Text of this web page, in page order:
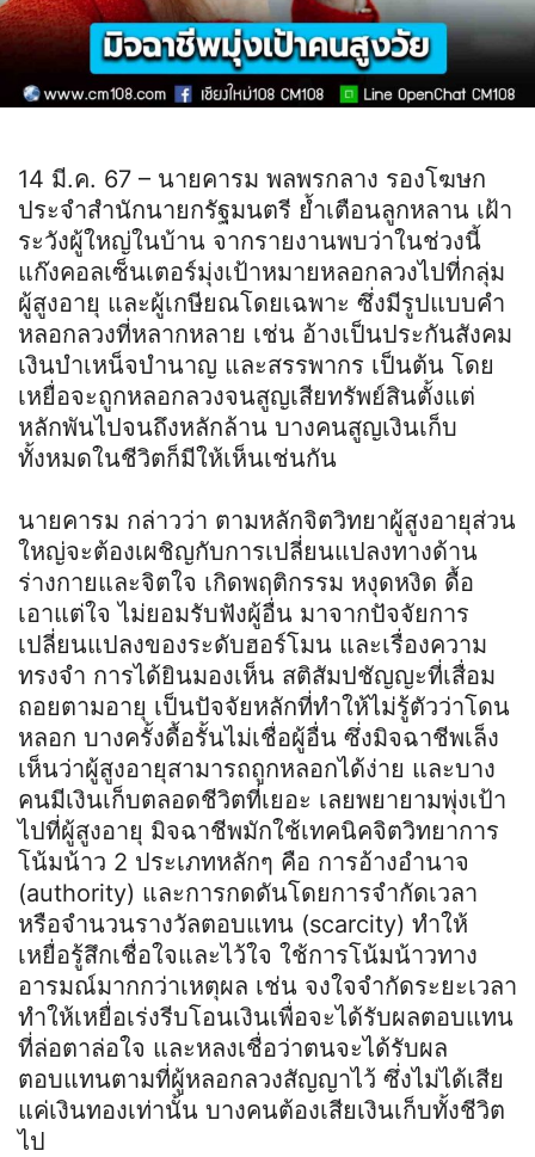
14 มี.ค. 67 – นายคารม พลพรกลาง รองโฆษก
ประจำสำนักนายกรัฐมนตรี ย้ำเตือนลูกหลาน เฝ้า
ระวังผู้ใหญ่ในบ้าน จากรายงานพบว่าในช่วงนี้
แก๊งคอลเซ็นเตอร์มุ่งเป้าหมายหลอกลวงไปที่กลุ่ม
ผู้สูงอายุ และผู้เกษียณโดยเฉพาะ ซึ่งมีรูปแบบคำ
หลอกลวงที่หลากหลาย เช่น อ้างเป็นประกันสังคม
เงินบำเหน็จบำนาญ และสรรพากร เป็นต้น โดย
เหยื่อจะถูกหลอกลวงจนสูญเสียทรัพย์สินตั้งแต่
หลักพันไปจนถึงหลักล้าน บางคนสูญเงินเก็บ
ทั้งหมดในชีวิตก็มีให้เห็นเช่นกัน
นายคารม กล่าวว่า ตามหลักจิตวิทยาผู้สูงอายุส่วน
ใหญ่จะต้องเผชิญกับการเปลี่ยนแปลงทางด้าน
ร่างกายและจิตใจ เกิดพฤติกรรม หงุดหงิด ดื้อ
เอาแต่ใจ ไม่ยอมรับฟังผู้อื่น มาจากปัจจัยการ
เปลี่ยนแปลงของระดับฮอร์โมน และเรื่องความ
ทรงจำ การได้ยินมองเห็น สติสัมปชัญญะที่เสื่อม
ถอยตามอายุ เป็นปัจจัยหลักที่ทำให้ไม่รู้ตัวว่าโดน
หลอก บางครั้งดื้อรั้นไม่เชื่อผู้อื่น ซึ่งมิจฉาชีพเล็ง
เห็นว่าผู้สูงอายุสามารถถูกหลอกได้ง่าย และบาง
คนมีเงินเก็บตลอดชีวิตที่เยอะ เลยพยายามพุ่งเป้า
ไปที่ผู้สูงอายุ มิจฉาชีพมักใช้เทคนิคจิตวิทยาการ
โน้มน้าว 2 ประเภทหลักๆ คือ การอ้างอำนาจ
(authority) และการกดดันโดยการจำกัดเวลา
หรือจำนวนรางวัลตอบแทน (scarcity) ทำให้
เหยื่อรู้สึกเชื่อใจและไว้ใจ ใช้การโน้มน้าวทาง
อารมณ์มากกว่าเหตุผล เช่น จงใจจำกัดระยะเวลา
ทำให้เหยื่อเร่งรีบโอนเงินเพื่อจะได้รับผลตอบแทน
ที่ล่อตาล่อใจ และหลงเชื่อว่าตนจะได้รับผล
ตอบแทนตามที่ผู้หลอกลวงสัญญาไว้ ซึ่งไม่ได้เสีย
แค่เงินทองเท่านั้น บางคนต้องเสียเงินเก็บทั้งชีวิต
ไป